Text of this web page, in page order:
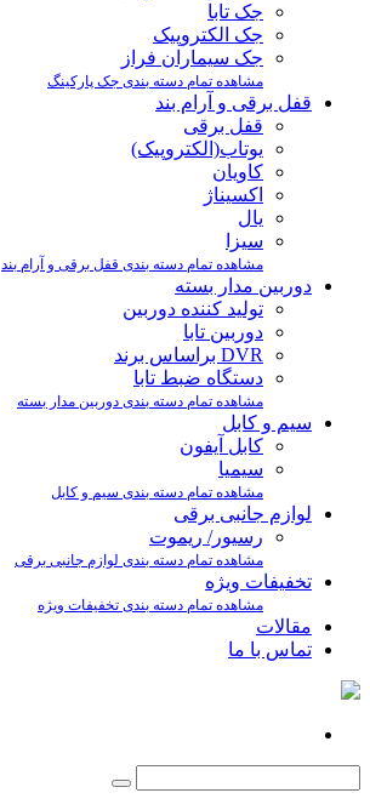
جک تابا
جک الکتروپیک
جک سیماران فراز
مشاهده تمام دسته بندی جک پارکینگ
قفل برقی و آرام بند
قفل برقی
یوتاب(الکتروپیک)
کاویان
اکسیناژ
یال
سیزا
مشاهده تمام دسته بندی قفل برقی و آرام بند
دوربین مدار بسته
تولید کننده دوربین
دوربین تابا
DVR براساس برند
دستگاه ضبط تابا
مشاهده تمام دسته بندی دوربین مدار بسته
سیم و کابل
کابل آیفون
سیمیا
مشاهده تمام دسته بندی سیم و کابل
لوازم جانبی برقی
رسیور/ ریموت
مشاهده تمام دسته بندی لوازم جانبی برقی
تخفیفات ویژه
مشاهده تمام دسته بندی تخفیفات ویژه
مقالات
تماس با ما